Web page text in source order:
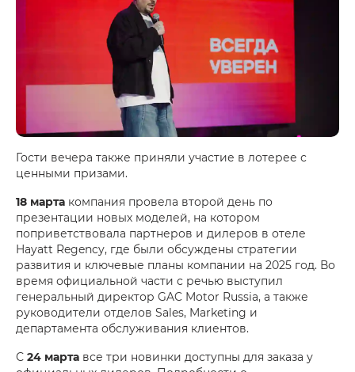
Гости вечера также приняли участие в лотерее с
ценными призами.
18 марта компания провела второй день по
презентации новых моделей, на котором
поприветствовала партнеров и дилеров в отеле
Hayatt Regency, где были обсуждены стратегии
развития и ключевые планы компании на 2025 год. Во
время официальной части с речью выступил
генеральный директор GAC Motor Russia, а также
руководители отделов Sales, Marketing и
департамента обслуживания клиентов.
С 24 марта все три новинки доступны для заказа у